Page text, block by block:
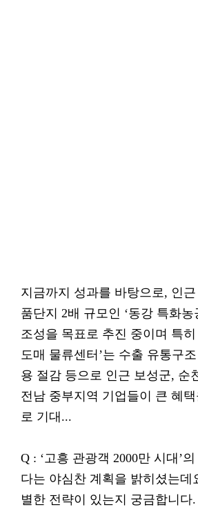
지금까지 성과를 바탕으로, 인
품단지 2배 규모인 ‘동강 특화농
조성을 목표로 추진 중이며 특
도매 물류센터’는 수출 유통구조
용 절감 등으로 인근 보성군, 순
전남 중부지역 기업들이 큰 혜
로 기대...
Q : ‘고흥 관광객 2000만 시대’
다는 야심찬 계획을 밝히셨는데
별한 전략이 있는지 궁금합니다.